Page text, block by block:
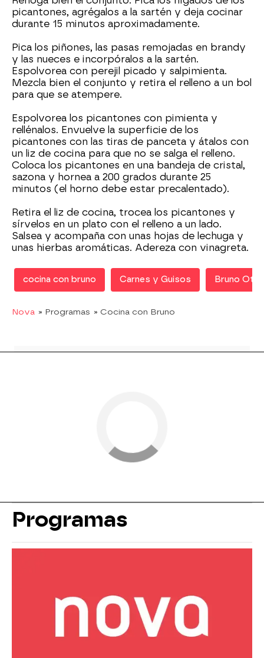
picantones, agrégalos a la sartén y deja cocinar
durante 15 minutos aproximadamente.
Pica los piñones, las pasas remojadas en brandy
y las nueces e incorpóralos a la sartén.
Espolvorea con perejil picado y salpimienta.
Mezcla bien el conjunto y retira el relleno a un bol
para que se atempere.
Espolvorea los picantones con pimienta y
rellénalos. Envuelve la superficie de los
picantones con las tiras de panceta y átalos con
un liz de cocina para que no se salga el relleno.
Coloca los picantones en una bandeja de cristal,
sazona y hornea a 200 grados durante 25
minutos (el horno debe estar precalentado).
Retira el liz de cocina, trocea los picantones y
sírvelos en un plato con el relleno a un lado.
Salsea y acompaña con unas hojas de lechuga y
unas hierbas aromáticas. Adereza con vinagreta.
cocina con bruno Carnes y Guisos Bruno
Nova » Programas » Cocina con Bruno
Programas